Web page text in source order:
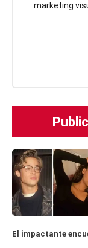
marketing
El impactante